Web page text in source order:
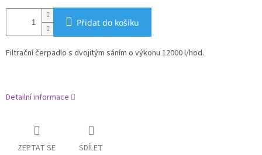
Přidat do košíku
Filtrační čerpadlo s dvojitým sáním o výkonu 12000 l/hod.
Detailní informace
ZEPTAT SE SDÍLET